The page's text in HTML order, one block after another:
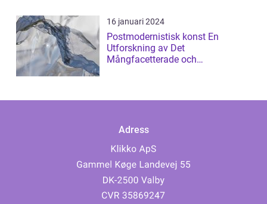
16 januari 2024
Postmodernistisk konst En
Utforskning av Det
Mångfacetterade och
Adress